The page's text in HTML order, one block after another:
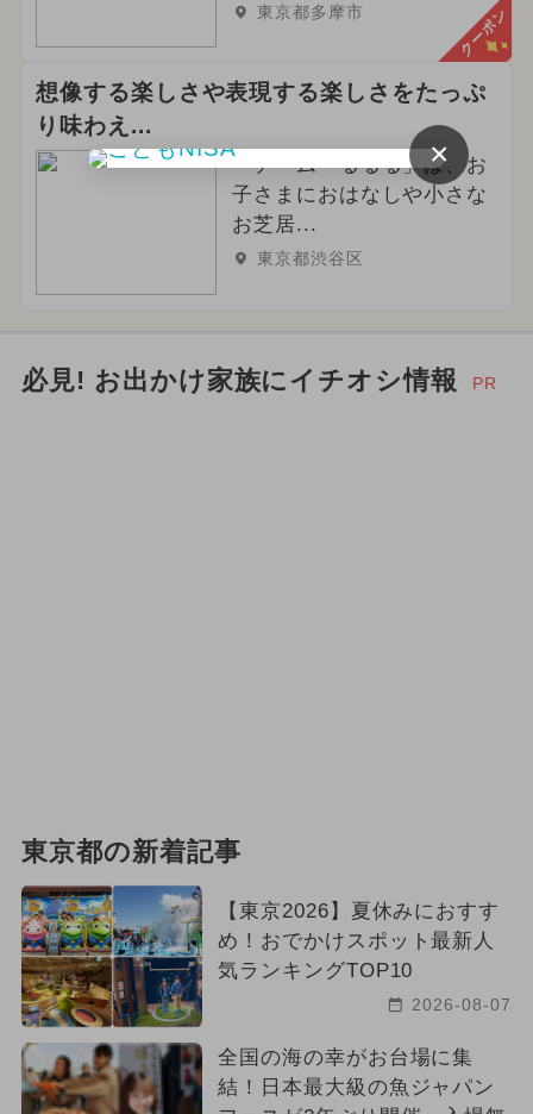
東京都多摩市 クーポン
想像する楽しさや表現する楽しさをたっぷ
り味わえ...
「チーム・るるる」は、お
子さまにおはなしや小さな
お芝居...
東京都渋谷区
必見! お出かけ家族にイチオシ情報 PR
東京都の新着記事
【東京2026】夏休みにおすす
め！おでかけスポット最新人
気ランキングTOP10
2026-08-07
全国の海の幸がお台場に集
結！日本最大級の魚ジャパン
×